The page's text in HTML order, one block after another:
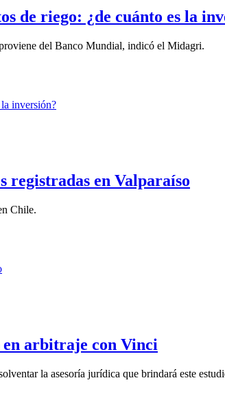
de riego: ¿de cuánto es la
del Banco Mundial, indicó el Midagri.
registradas en Valparaíso
Chile.
arbitraje con Vinci
la asesoría jurídica que brindará este